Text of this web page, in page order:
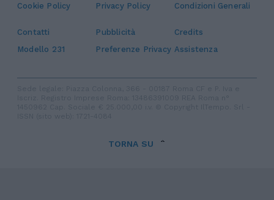
Cookie Policy Privacy Policy Condizioni Generali
Contatti Pubblicità
Credits
Modello 231
Preferenze Privacy Assistenza
TORNA SU